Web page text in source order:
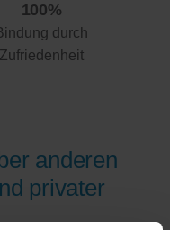
100%
durch
Zufriedenheit
anderen
privater